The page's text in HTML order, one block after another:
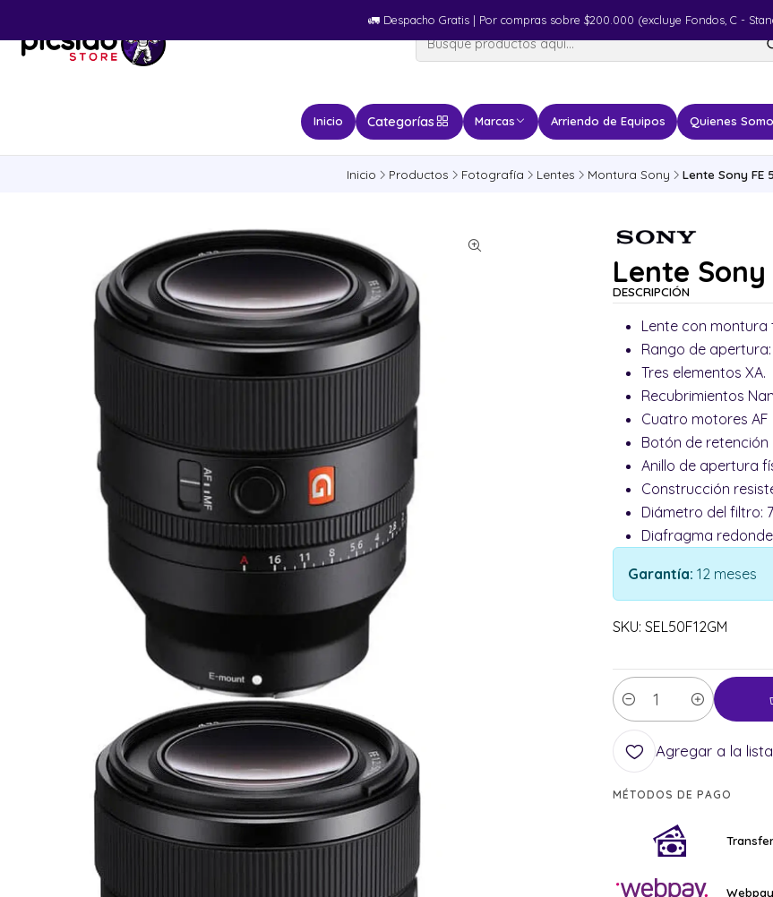
Inicio Categorías Marcas Arriendo de Equipos Quienes
🚛​ Despacho Gratis | Por compras sobre $200.000 (excluye Fondos, C -
Inicio Productos Fotografía Lentes Montura Sony Lente Sony FE
Lente
DESCRIPCIÓN
Lente con
Rango de
Tres elementos XA.
Recubrimientos
Cuatro motores AF
Botón de retención
Anillo de apertura
Construcción
Diámetro del filtro:
Diafragma
Garantía: 12 meses
SKU: SEL50F12GM
Cantidad
Agregar a la
MÉTODOS DE PAGO